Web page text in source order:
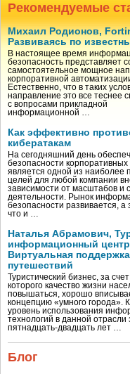
Рекомендуемые
Михаил Родионов,
Развиваясь по
В настоящее время
безопасность представляет
самостоятельное мощное
корпоративной
Естественно, что в таких
направление это все теснее
с вопросами прикладной
информационной …
Как эффективно
кибератакам
На сегодняшний день
безопасности корпоративных
является одной из наиболее
целей для любой компании
зависимости от масштабов и
деятельности. Рынок
безопасности развивается, а
что и …
Наталья Абрамович,
информационный центр
Виртуальная
путешествий
Туристический бизнес, за
которого качество жизни
повышаться, хорошо
концепцию «умного города».
уровень использования
технологий в данной отрасли
пятнадцать-двадцать лет …
Блог